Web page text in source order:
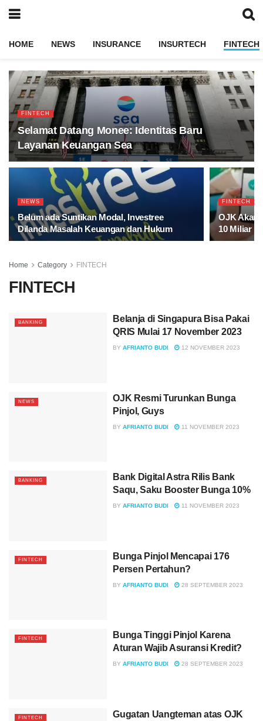
HOME NEWS INSURANCE INSURTECH FINTECH
FINTECH
Selamat Datang Monee: Identitas Baru
Layanan Keuangan Sea
NEWS
Belum ada Suntikan Modal, Investree
Dilanda Masalah Keuangan dan Hukum
FINTECH
OJK Akan
10 Miliar
Home Category FINTECH
FINTECH
BANKING
Belanja di Singapura Bisa Pakai
QRIS Mulai 17 November 2023
BY AFRIANTO BUDI 12 NOVEMBER 2023
NEWS
OJK Resmi Turunkan Bunga
Pinjol, Guys
BY AFRIANTO BUDI 11 NOVEMBER 2023
BANKING
Bank Digital Astra Rilis Bank
Saqu, Saku Booster Bunga 10%
BY AFRIANTO BUDI 11 NOVEMBER 2023
FINTECH
Bunga Pinjol Mencapai 176
Persen Pertahun?
BY AFRIANTO BUDI 28 SEPTEMBER 2023
FINTECH
Bunga Tinggi Pinjol Karena
Aturan Wajib Asuransi Kredit?
BY AFRIANTO BUDI 28 SEPTEMBER 2023
FINTECH
Gugatan Uangteman atas OJK